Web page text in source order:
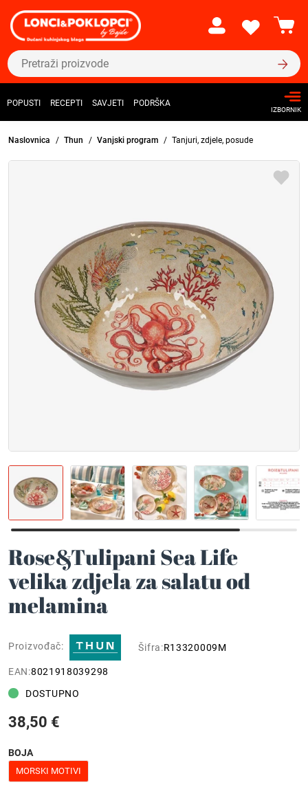
POPUSTI RECEPTI SAVJETI PODRŠKA
IZBORNIK
Naslovnica Thun Vanjski program Tanjuri, zdjele, posude
Rose&Tulipani Sea Life
velika zdjela za salatu od
melamina
Proizvođač: Šifra:R13320009M
EAN:8021918039298
DOSTUPNO
38,50 €
BOJA
MORSKI MOTIVI